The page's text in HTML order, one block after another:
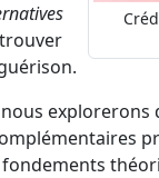
explorerons